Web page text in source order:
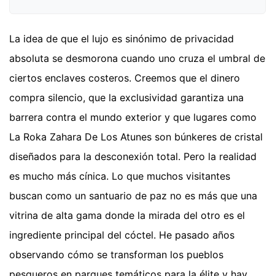
La idea de que el lujo es sinónimo de privacidad
absoluta se desmorona cuando uno cruza el umbral de
ciertos enclaves costeros. Creemos que el dinero
compra silencio, que la exclusividad garantiza una
barrera contra el mundo exterior y que lugares como
La Roka Zahara De Los Atunes son búnkeres de cristal
diseñados para la desconexión total. Pero la realidad
es mucho más cínica. Lo que muchos visitantes
buscan como un santuario de paz no es más que una
vitrina de alta gama donde la mirada del otro es el
ingrediente principal del cóctel. He pasado años
observando cómo se transforman los pueblos